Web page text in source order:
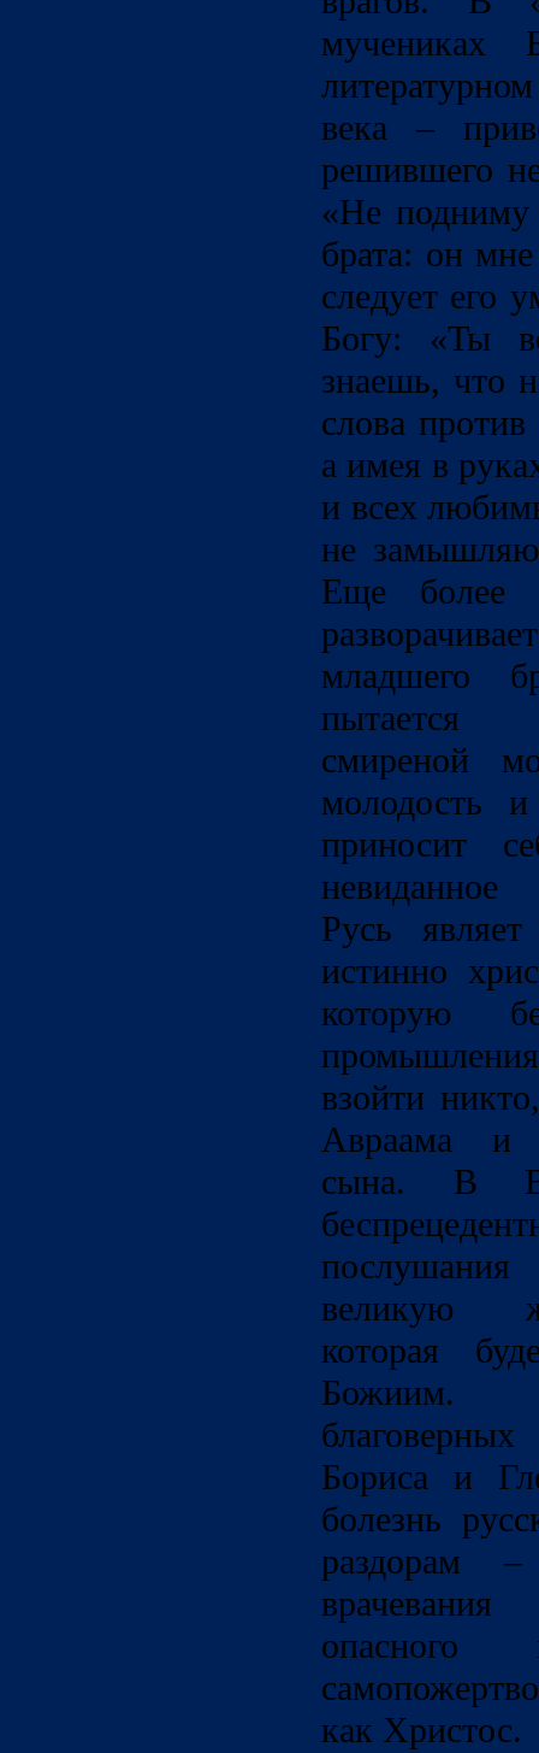
века –
решившего
«Не подниму
брата: он
следует его
Богу: «Ты
знаешь, что
слова
а имея в
и всех
не замышляю
Еще более
младшего
пытается
смиреной
молодость
приносит
Русь
истинно
которую
взойти
Авраама и
сына. В
послушания
великую
которая
Божиим.
благоверных
Бориса и
болезнь
раздорам
как Христос.